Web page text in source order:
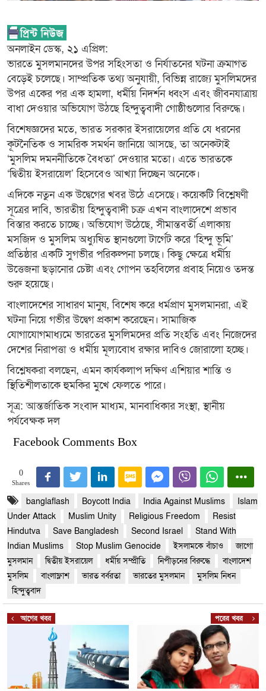
অনলাইন ডেস্ক, ২১ এপ্রিল:
ভারতে মুসলমানদের উপর সহিংসতা ও নির্যাতনের ঘটনা ক্রমাগত
বেড়েই চলেছে। সাম্প্রতিক তথ্য অনুযায়ী, বিভিন্ন রাজ্যে মুসলিমদের
উপর একের পর এক হামলা, ধর্মীয় নিদর্শন ধ্বংস এবং জীবনযাত্রায়
বাধা দেওয়ার অভিযোগ উঠছে হিন্দুত্ববাদী গোষ্ঠীগুলোর বিরুদ্ধে।
বিশেষজ্ঞদের মতে, ভারত সরকার ইসরায়েলের প্রতি যে ধরনের
কূটনৈতিক ও সামরিক সমর্থন জানিয়ে আসছে, তা অনেকটাই
‘মুসলিম দমননীতিকে বৈধতা’ দেওয়ার মতো। এতে ভারতকে
‘দ্বিতীয় ইসরায়েল’ হিসেবেও আখ্যা দিচ্ছেন অনেকে।
এদিকে নতুন এক উদ্বেগের খবর উঠে এসেছে। কয়েকটি বিশ্লেষণী
সূত্রের দাবি, ভারতীয় হিন্দুত্ববাদী চক্র এখন বাংলাদেশে প্রভাব
বিস্তার করতে চাচ্ছে। অভিযোগ উঠেছে, সীমান্তবর্তী এলাকায়
মসজিদ ও মুসলিম অধ্যুষিত স্থানগুলো টার্গেট করে ‘হিন্দু ভূমি’
প্রতিষ্ঠার একটি সুগভীর পরিকল্পনা চলছে। কিছু ক্ষেত্রে ধর্মীয়
উত্তেজনা ছড়ানোর চেষ্টা এবং গোপন তহবিলের প্রবাহ নিয়েও তদন্ত
শুরু হয়েছে।
বাংলাদেশের সাধারণ মানুষ, বিশেষ করে ধর্মপ্রাণ মুসলমানরা, এই
ঘটনা নিয়ে গভীর উদ্বেগ প্রকাশ করেছেন। সামাজিক
যোগাযোগমাধ্যমে ভারতের মুসলিমদের প্রতি সংহতি এবং নিজেদের
দেশের নিরাপত্তা ও ধর্মীয় মূল্যবোধ রক্ষার দাবিও জোরালো হচ্ছে।
বিশ্লেষকরা বলছেন, এমন কার্যকলাপ দক্ষিণ এশিয়ার শান্তি ও
স্থিতিশীলতাকে হুমকির মুখে ফেলতে পারে।
সূত্র: আন্তর্জাতিক সংবাদ মাধ্যম, মানবাধিকার সংস্থা, স্থানীয়
পর্যবেক্ষক দল
Facebook Comments Box
0
Shares
banglaflash Boycott India India Against Muslims
Islam
Under Attack
Muslim Unity Religious Freedom
Resist
Hindutva
Save Bangladesh Second Israel
Stand With
Indian Muslims
Stop Muslim Genocide ইসলামকে বাঁচাও
জাগো
মুসলমান
দ্বিতীয় ইসরায়েল ধর্মীয় সম্প্রীতি নিপীড়নের বিরুদ্ধে
বাংলাদেশ
মুসলিম
বাংলাফ্লাশ ভারত বর্বরতা ভারতের মুসলমান
মুসলিম নিধন
হিন্দুত্ববাদ
আগের খবর পরের খবর